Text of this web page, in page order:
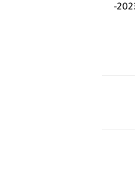
نتائج الامتحانات الصف السادس الابتدائي الدور الاول بصيغة pdf للعام الدراسي 2023-